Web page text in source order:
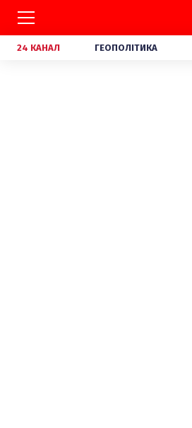
24 КАНАЛ ГЕОПОЛІТИКА